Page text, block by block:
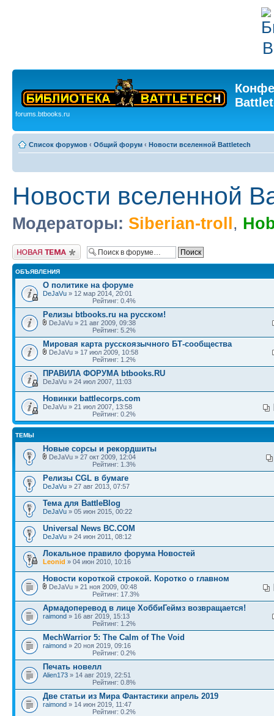
forums.btbooks.ru
Список форумов ‹ Общий форум ‹ Новости вселенной Battletech
Новости вселенной
Модераторы: Siberian-troll ,
Новая тема
ОБЪЯВЛЕНИЯ
О политике на форуме
DeJaVu » 12 мар 2014, 20:01
Рейтинг: 0.4%
Релизы btbooks.ru на русском!
DeJaVu » 21 авг 2009, 09:38
Рейтинг: 5.2%
Мировая карта русскоязычного БТ-сообщества
DeJaVu » 17 июл 2009, 10:58
Рейтинг: 1.2%
ПРАВИЛА ФОРУМА btbooks.RU
DeJaVu » 24 июл 2007, 11:03
Новинки battlecorps.com
DeJaVu » 21 июл 2007, 13:58
Рейтинг: 0.2%
ТЕМЫ
Новые сорсы и рекордшиты
DeJaVu » 27 окт 2009, 12:04
Рейтинг: 1.3%
Релизы CGL в бумаге
DeJaVu » 27 авг 2013, 07:57
Тема для BattleBlog
DeJaVu » 05 июн 2015, 00:22
Universal News BC.COM
DeJaVu » 24 июн 2011, 08:12
Локальное правило форума Новостей
Leonid » 04 июн 2010, 10:16
Новости короткой строкой. Коротко о главном
DeJaVu » 21 ноя 2009, 00:48
Рейтинг: 17.3%
Армадоперевод в лице ХоббиГеймз возвращается!
raimond » 16 авг 2019, 15:13
Рейтинг: 1.2%
MechWarrior 5: The Calm of The Void
raimond » 20 ноя 2019, 09:16
Рейтинг: 0.2%
Печать новелл
Alien173 » 14 авг 2019, 22:51
Рейтинг: 0.8%
Две статьи из Мира Фантастики апрель 2019
raimond » 14 июн 2019, 11:47
Рейтинг: 0.2%